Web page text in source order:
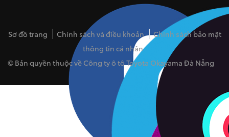
Sơ đồ trang Chính sách và điều khoản
Chính sách bảo mật
thông tin cá nhân
© Bản quyền thuộc về Công ty ô tô Toyota Okayama Đà Nẵng